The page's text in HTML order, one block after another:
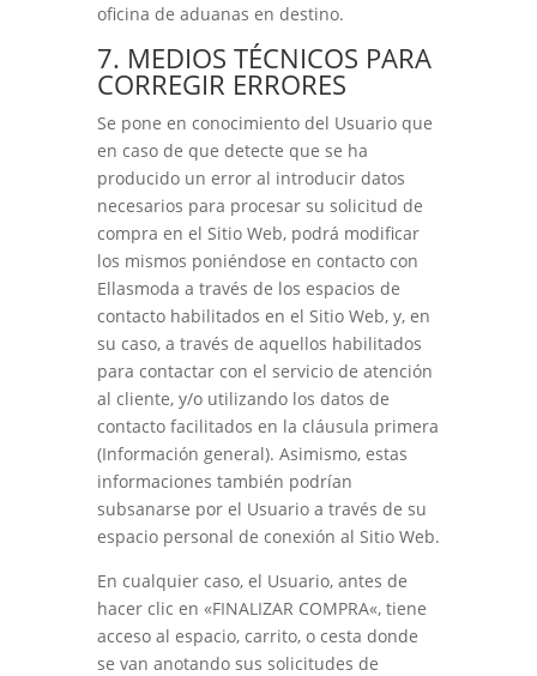
oficina de aduanas en destino.
7. MEDIOS TÉCNICOS PARA
CORREGIR ERRORES
Se pone en conocimiento del Usuario que
en caso de que detecte que se ha
producido un error al introducir datos
necesarios para procesar su solicitud de
compra en el Sitio Web, podrá modificar
los mismos poniéndose en contacto con
Ellasmoda a través de los espacios de
contacto habilitados en el Sitio Web, y, en
su caso, a través de aquellos habilitados
para contactar con el servicio de atención
al cliente, y/o utilizando los datos de
contacto facilitados en la cláusula primera
(Información general). Asimismo, estas
informaciones también podrían
subsanarse por el Usuario a través de su
espacio personal de conexión al Sitio Web.
En cualquier caso, el Usuario, antes de
hacer clic en «FINALIZAR COMPRA«, tiene
acceso al espacio, carrito, o cesta donde
se van anotando sus solicitudes de